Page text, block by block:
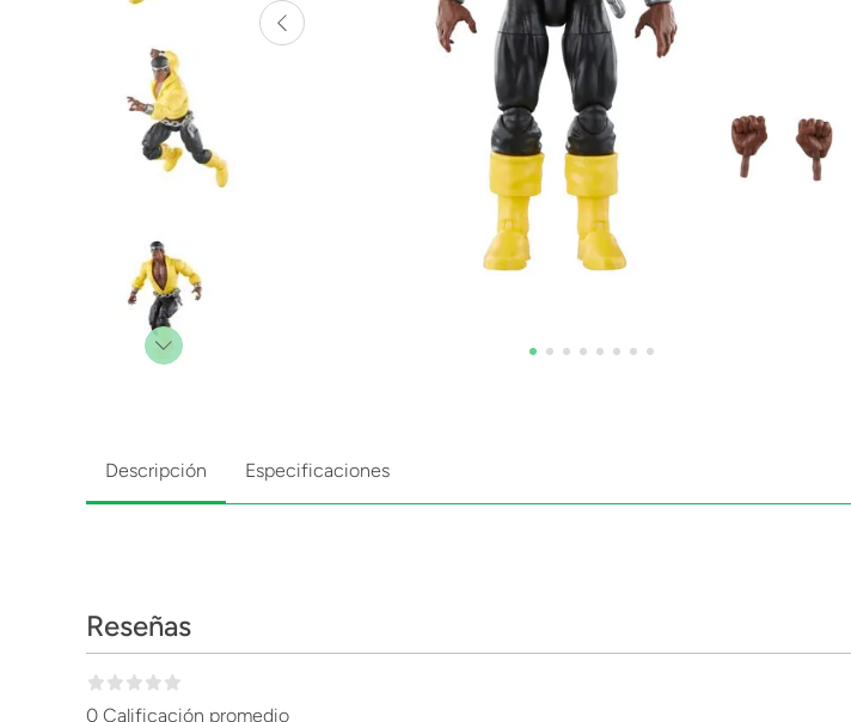
Vehículos y Pistas
Descripción Especificaciones
Reseñas
0 Calificación promedio